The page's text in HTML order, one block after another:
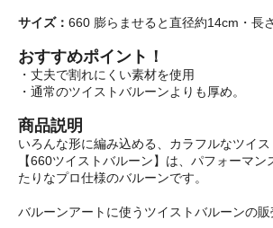
サイズ： 660 膨らませると直径約14cm・長
おすすめポイント！
・丈夫で割れにくい素材を使用
・通常のツイストバルーンよりも厚め。
商品説明
いろんな形に編み込める、カラフルなツイス
【660ツイストバルーン】は、パフォーマン
たりなプロ仕様のバルーンです。
バルーンアートに使うツイストバルーンの販